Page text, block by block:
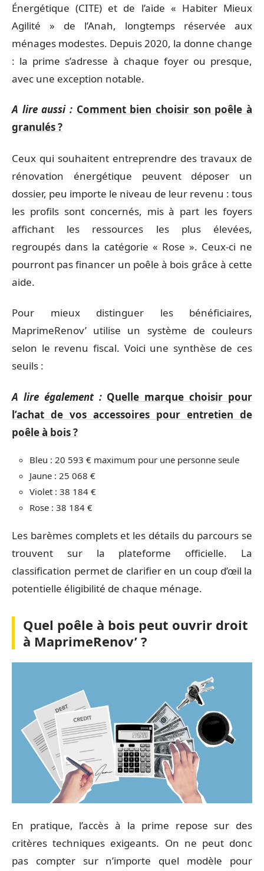
Énergétique (CITE) et de l’aide « Habiter Mieux
Agilité » de l’Anah, longtemps réservée aux
ménages modestes. Depuis 2020, la donne change
: la prime s’adresse à chaque foyer ou presque,
avec une exception notable.
A lire aussi : Comment bien choisir son poêle à
granulés ?
Ceux qui souhaitent entreprendre des travaux de
rénovation énergétique peuvent déposer un
dossier, peu importe le niveau de leur revenu : tous
les profils sont concernés, mis à part les foyers
affichant les ressources les plus élevées,
regroupés dans la catégorie « Rose ». Ceux-ci ne
pourront pas financer un poêle à bois grâce à cette
aide.
Pour mieux distinguer les bénéficiaires,
MaprimeRenov’ utilise un système de couleurs
selon le revenu fiscal. Voici une synthèse de ces
seuils :
A lire également : Quelle marque choisir pour
l’achat de vos accessoires pour entretien de
poêle à bois ?
Bleu : 20 593 € maximum pour une personne seule
Jaune : 25 068 €
Violet : 38 184 €
Rose : 38 184 €
Les barèmes complets et les détails du parcours se
trouvent sur la plateforme officielle. La
classification permet de clarifier en un coup d’œil la
potentielle éligibilité de chaque ménage.
Quel poêle à bois peut ouvrir droit
à MaprimeRenov’ ?
En pratique, l’accès à la prime repose sur des
critères techniques exigeants. On ne peut donc
pas compter sur n’importe quel modèle pour